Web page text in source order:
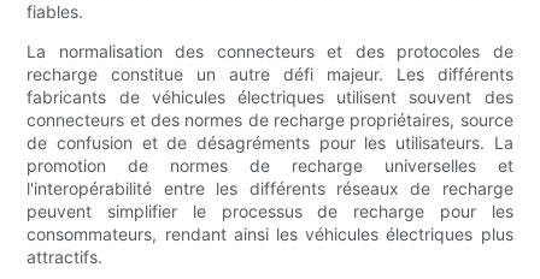
fiables.
La normalisation des connecteurs et des protocoles de
recharge constitue un autre défi majeur. Les différents
fabricants de véhicules électriques utilisent souvent des
connecteurs et des normes de recharge propriétaires, source
de confusion et de désagréments pour les utilisateurs. La
promotion de normes de recharge universelles et
l'interopérabilité entre les différents réseaux de recharge
peuvent simplifier le processus de recharge pour les
consommateurs, rendant ainsi les véhicules électriques plus
attractifs.